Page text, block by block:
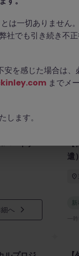
パートナ
へ
【
遣
新
一
は一切ありません
社でも引き続き不
を感じた場合は、
までメ
ます。